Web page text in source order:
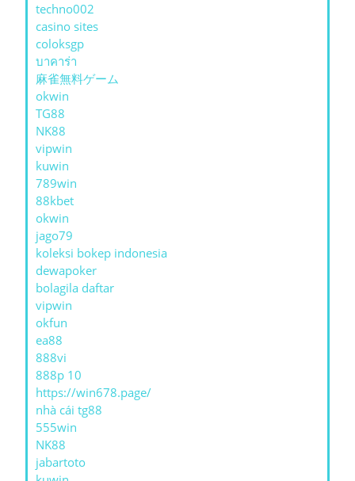
techno002
casino sites
coloksgp
บาคาร่า
麻雀無料ゲーム
okwin
TG88
NK88
vipwin
kuwin
789win
88kbet
okwin
jago79
koleksi bokep indonesia
dewapoker
bolagila daftar
vipwin
okfun
ea88
888vi
888p 10
https://win678.page/
nhà cái tg88
555win
NK88
jabartoto